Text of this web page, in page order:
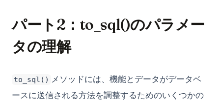
パート2：to_sql()のパラメー
タの理解
to_sql() メソッドには、機能とデータがデータベ
ースに送信される方法を調整するためのいくつかの